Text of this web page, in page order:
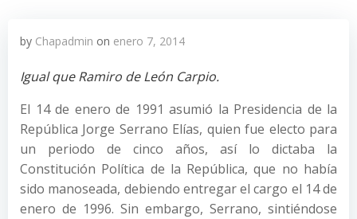
by Chapadmin on enero 7, 2014
Igual que Ramiro de León Carpio.
El 14 de enero de 1991 asumió la Presidencia de la
República Jorge Serrano Elías, quien fue electo para
un periodo de cinco años, así lo dictaba la
Constitución Política de la República, que no había
sido manoseada, debiendo entregar el cargo el 14 de
enero de 1996. Sin embargo, Serrano, sintiéndose